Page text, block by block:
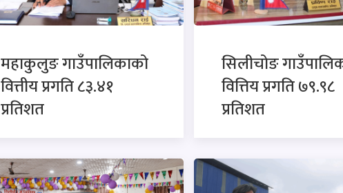
महाकुलुङ गाउँपालिकाको
वित्तीय प्रगति ८३.४१
प्रतिशत
सिलीचोङ
वित्तिय प्रगति ७९.९८
प्रतिशत